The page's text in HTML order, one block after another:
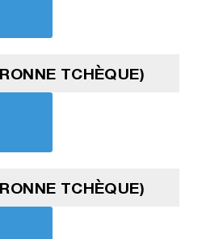
TCHÈQUE)
TCHÈQUE)